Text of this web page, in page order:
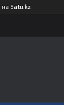
на Satu.kz